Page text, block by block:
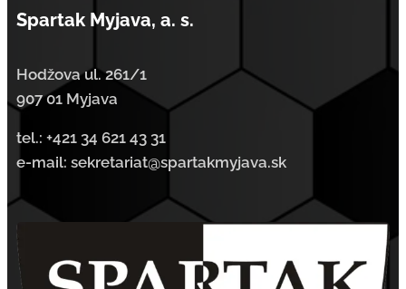
Spartak Myjava, a. s.
Hodžova ul. 261/1
907 01 Myjava
tel.: +421 34 621 43 31
e-mail: sekretariat@spartakmyjava.sk